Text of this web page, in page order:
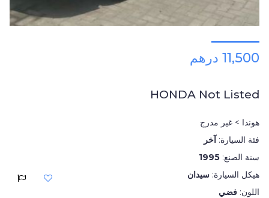
11,500 درهم
HONDA Not Listed
هوندا > غير مدرج
فئة السيارة: آخر
سنة الصنع: 1995
هيكل السيارة: سيدان
اللون: فضي